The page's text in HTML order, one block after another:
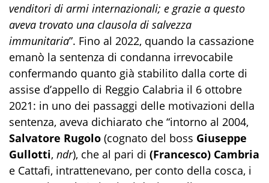
venditori di armi internazionali; e grazie a questo
aveva trovato una clausola di salvezza
immunitaria”. Fino al 2022, quando la cassazione
emanò la sentenza di condanna irrevocabile
confermando quanto già stabilito dalla corte di
assise d’appello di Reggio Calabria il 6 ottobre
2021: in uno dei passaggi delle motivazioni della
sentenza, aveva dichiarato che “intorno al 2004,
Salvatore Rugolo (cognato del boss Giuseppe
Gullotti, ndr), che al pari di (Francesco) Cambria
e Cattafi, intrattenevano, per conto della cosca, i